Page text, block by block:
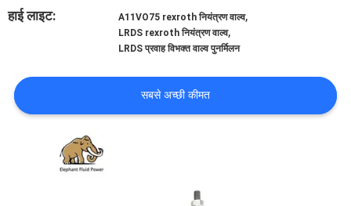
संपर्क
समाचार
हाई लाइट:
A11VO75 rexroth नियंत्रण वाल्व,
LRDS rexroth नियंत्रण वाल्व,
LRDS प्रवाह विभक्त वाल्व पुनर्मिलन
सबसे अच्छी कीमत